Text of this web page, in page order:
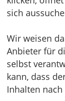
sich
Wir weisen
Anbieter für
selbst
kann, dass
Inhalten